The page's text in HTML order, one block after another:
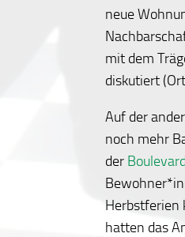
neue
mit dem
diskutiert
Auf der
noch mehr
der Boulevard
Herbstferien
hatten das